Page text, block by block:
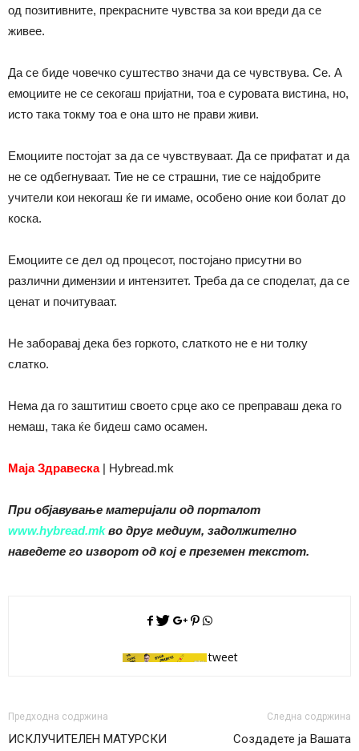
од позитивните, прекрасните чувства за кои вреди да се
живее.
Да се биде човечко суштество значи да се чувствува. Се. А
емоциите не се секогаш пријатни, тоа е суровата вистина, но,
исто така токму тоа е она што не прави живи.
Емоциите постојат за да се чувствуваат. Да се прифатат и да
не се одбегнуваат. Тие не се страшни, тие се најдобрите
учители кои некогаш ќе ги имаме, особено оние кои болат до
коска.
Емоциите се дел од процесот, постојано присутни во
различни димензии и интензитет. Треба да се споделат, да се
ценат и почитуваат.
Не заборавај дека без горкото, слаткото не е ни толку
слатко.
Нема да го заштитиш своето срце ако се преправаш дека го
немаш, така ќе бидеш само осамен.
Маја Здравеска| Hybread.mk
При објавување материјали од порталот
www.hybread.mkво друг медиум, задолжително
наведете го изворот од кој е преземен текстот.
tweet
Предходна содржина
ИСКЛУЧИТЕЛЕН МАТУРСКИ
Следна содржина
Создадете ја Вашата